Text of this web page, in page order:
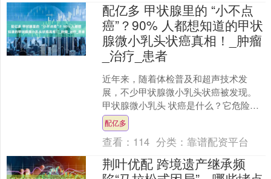
配亿多 甲状腺里的 “小不点
癌”？90% 人都想知道的甲状
腺微小乳头状癌真相！_肿瘤
_治疗_患者
近年来，随着体检普及和超声技术发
展，不少甲状腺微小乳头状癌被发现。
甲状腺微小乳头 状癌是什么？它危险
吗？ 01精准定义：区分 “微小” 与普通甲
状腺癌 甲状腺微....
配亿多
查看： 114 分类：靠谱配资平台
荆叶优配 跨境遗产继承频